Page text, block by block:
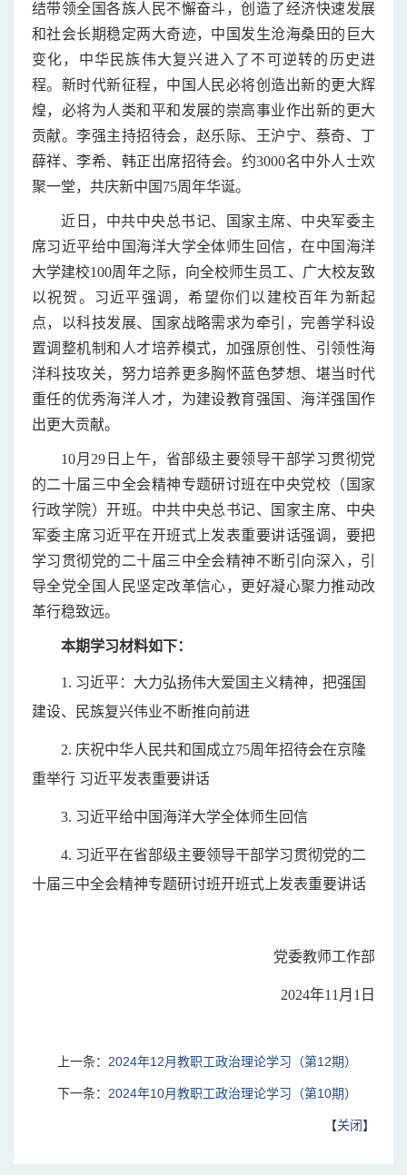
结带领全国各族人民不懈奋斗，创造了经济快速发展
和社会长期稳定两大奇迹，中国发生沧海桑田的巨大
变化，中华民族伟大复兴进入了不可逆转的历史进
程。新时代新征程，中国人民必将创造出新的更大辉
煌，必将为人类和平和发展的崇高事业作出新的更大
贡献。李强主持招待会，赵乐际、王沪宁、蔡奇、丁
薛祥、李希、韩正出席招待会。约3000名中外人士欢
聚一堂，共庆新中国75周年华诞。
近日，中共中央总书记、国家主席、中央军委主
席习近平给中国海洋大学全体师生回信，在中国海洋
大学建校100周年之际，向全校师生员工、广大校友致
以祝贺。习近平强调，希望你们以建校百年为新起
点，以科技发展、国家战略需求为牵引，完善学科设
置调整机制和人才培养模式，加强原创性、引领性海
洋科技攻关，努力培养更多胸怀蓝色梦想、堪当时代
重任的优秀海洋人才，为建设教育强国、海洋强国作
出更大贡献。
10月29日上午，省部级主要领导干部学习贯彻党
的二十届三中全会精神专题研讨班在中央党校（国家
行政学院）开班。中共中央总书记、国家主席、中央
军委主席习近平在开班式上发表重要讲话强调，要把
学习贯彻党的二十届三中全会精神不断引向深入，引
导全党全国人民坚定改革信心，更好凝心聚力推动改
革行稳致远。
本期学习材料如下：
1. 习近平：大力弘扬伟大爱国主义精神，把强国
建设、民族复兴伟业不断推向前进
2. 庆祝中华人民共和国成立75周年招待会在京隆
重举行 习近平发表重要讲话
3. 习近平给中国海洋大学全体师生回信
4. 习近平在省部级主要领导干部学习贯彻党的二
十届三中全会精神专题研讨班开班式上发表重要讲话
党委教师工作部
2024年11月1日
上一条： 2024年12月教职工政治理论学习（第12期）
下一条： 2024年10月教职工政治理论学习（第10期）
【关闭】